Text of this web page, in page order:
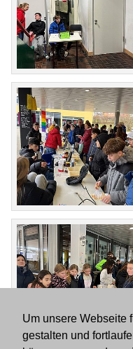
Um unsere Webseite
gestalten und